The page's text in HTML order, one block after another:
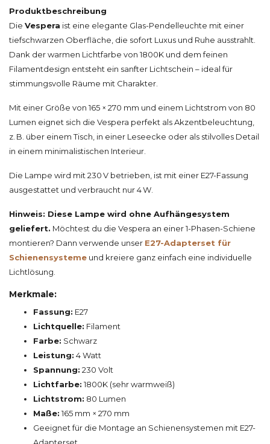
Produktbeschreibung
Die Vespera ist eine elegante Glas-Pendelleuchte mit einer
tiefschwarzen Oberfläche, die sofort Luxus und Ruhe ausstrahlt.
Dank der warmen Lichtfarbe von 1800K und dem feinen
Filamentdesign entsteht ein sanfter Lichtschein – ideal für
stimmungsvolle Räume mit Charakter.
Mit einer Größe von 165 × 270 mm und einem Lichtstrom von 80
Lumen eignet sich die Vespera perfekt als Akzentbeleuchtung,
z. B. über einem Tisch, in einer Leseecke oder als stilvolles Detail
in einem minimalistischen Interieur.
Die Lampe wird mit 230 V betrieben, ist mit einer E27-Fassung
ausgestattet und verbraucht nur 4 W.
Hinweis: Diese Lampe wird ohne Aufhängesystem
geliefert. Möchtest du die Vespera an einer 1-Phasen-Schiene
montieren? Dann verwende unser E27-Adapterset für
Schienensysteme und kreiere ganz einfach eine individuelle
Lichtlösung.
Merkmale:
Fassung: E27
Lichtquelle: Filament
Farbe: Schwarz
Leistung: 4 Watt
Spannung: 230 Volt
Lichtfarbe: 1800K (sehr warmweiß)
Lichtstrom: 80 Lumen
Maße: 165 mm × 270 mm
Geeignet für die Montage an Schienensystemen mit E27-